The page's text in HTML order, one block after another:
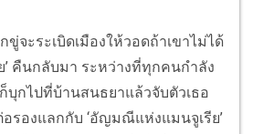
ขู่จะระเบิดเมืองให้วอดถ้าเขาไม่ได้
คืนกลับมา ระหว่างที่ทุกคนกำลัง
บุกไปที่บ้านสนธยาแล้วจับตัวเธอ
อรองแลกกับ ‘อัญมณีแห่งแมนจูเรีย’